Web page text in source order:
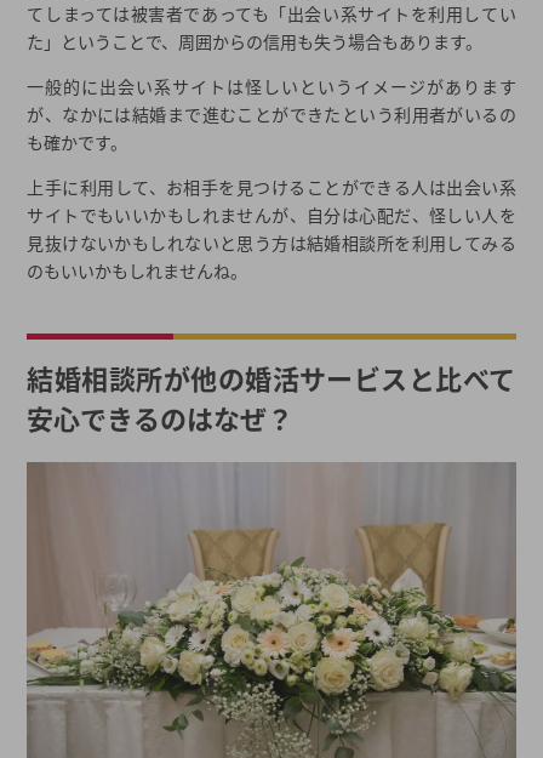
てしまっては被害者であっても「出会い系サイトを利用してい
た」ということで、周囲からの信用も失う場合もあります。
一般的に出会い系サイトは怪しいというイメージがあります
が、なかには結婚まで進むことができたという利用者がいるの
も確かです。
上手に利用して、お相手を見つけることができる人は出会い系
サイトでもいいかもしれませんが、自分は心配だ、怪しい人を
見抜けないかもしれないと思う方は結婚相談所を利用してみる
のもいいかもしれませんね。
結婚相談所が他の婚活サービスと比べて
安心できるのはなぜ？